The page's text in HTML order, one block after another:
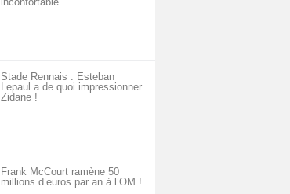
Stade Rennais : Esteban
Lepaul a de quoi impressionner
Zidane !
Frank McCourt ramène 50
millions d’euros par an à l’OM !